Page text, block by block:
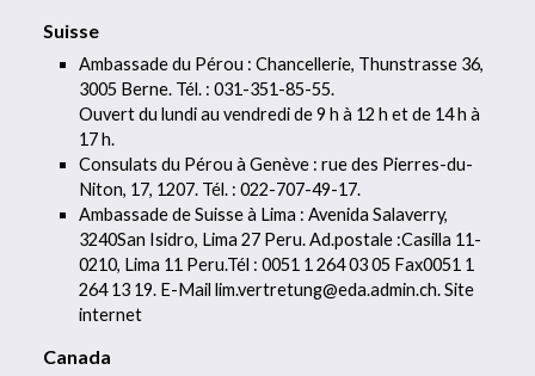
Suisse
Ambassade du Pérou : Chancellerie, Thunstrasse 36,
3005 Berne. Tél. : 031-351-85-55.
Ouvert du lundi au vendredi de 9 h à 12 h et de 14 h à
17 h.
Consulats du Pérou à Genève : rue des Pierres-du-
Niton, 17, 1207. Tél. : 022-707-49-17.
Ambassade de Suisse à Lima : Avenida Salaverry,
3240San Isidro, Lima 27 Peru. Ad.postale :Casilla 11-
0210, Lima 11 Peru.Tél : 0051 1 264 03 05 Fax0051 1
264 13 19. E-Mail lim.vertretung@eda.admin.ch. Site
internet
Canada